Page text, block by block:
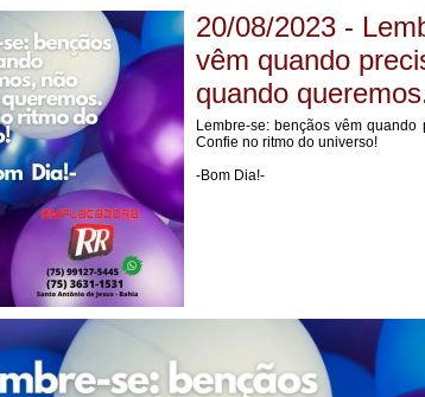
20/08/2023 -
vêm quando
quando
Lembre-se: bençãos vêm
Confie no ritmo do universo!
-Bom Dia!-